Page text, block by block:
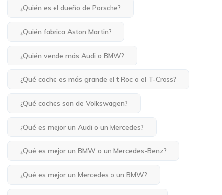
¿Quién es el dueño de Porsche?
¿Quién fabrica Aston Martin?
¿Quién vende más Audi o BMW?
¿Qué coche es más grande el t Roc o el T-Cross?
¿Qué coches son de Volkswagen?
¿Qué es mejor un Audi o un Mercedes?
¿Qué es mejor un BMW o un Mercedes-Benz?
¿Qué es mejor un Mercedes o un BMW?